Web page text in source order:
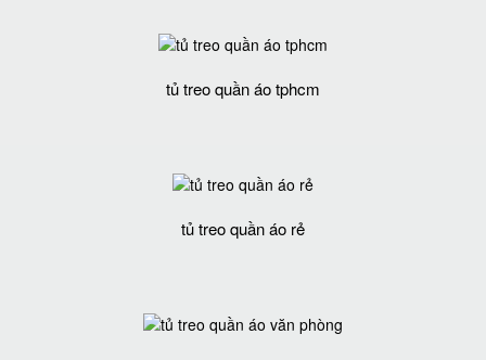
tủ treo quần áo tphcm
tủ treo quần áo rẻ